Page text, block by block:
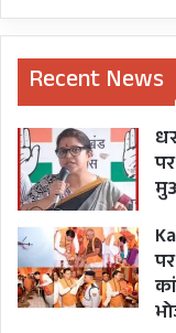
Recent News